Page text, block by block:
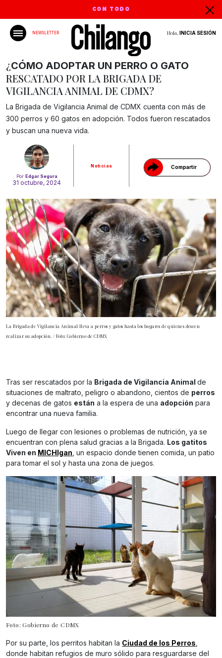
CON TODO
NEWSLETTER Hola, INICIA SESIÓN
Por Edgar Segura
31 octubre, 2024
Noticias Compartir
Gracias!
¿CÓMO ADOPTAR UN PERRO O GATO
RESCATADO POR LA BRIGADA DE
VIGILANCIA ANIMAL DE CDMX?
La Brigada de Vigilancia Animal de CDMX cuenta con más de
300 perros y 60 gatos en adopción. Todos fueron rescatados
y buscan una nueva vida.
La Brigada de Vigilancia Animal lleva a perros y gatos hasta los hogares de quienes deseen
realizar su adopción. / Foto: Gobierno de CDMX
Tras ser rescatados por la Brigada de Vigilancia Animal de
situaciones de maltrato, peligro o abandono, cientos de perros
y decenas de gatos están a la espera de una adopción para
encontrar una nueva familia.
Luego de llegar con lesiones o problemas de nutrición, ya se
encuentran con plena salud gracias a la Brigada. Los gatitos
Viven en MICHIgan, un espacio donde tienen comida, un patio
para tomar el sol y hasta una zona de juegos.
Foto: Gobierno de CDMX
Por su parte, los perritos habitan la Ciudad de los Perros
donde habitan refugios de muro sólido para resguardarse del